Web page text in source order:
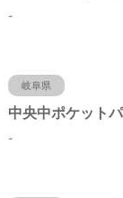
-
岐阜県
-